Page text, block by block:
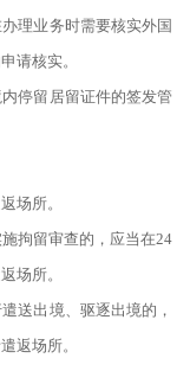
理业务时需要核实外国
请核实。
停留居留证件的签发管
场所。
拘留审查的，应当在24
场所。
送出境、驱逐出境的，
返场所。